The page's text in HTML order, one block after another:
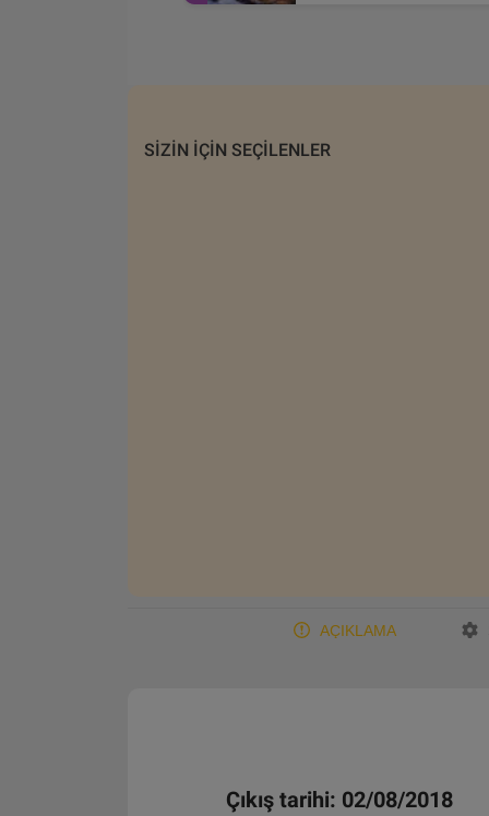
SIZIN IÇIN SEÇILENLER
AÇIKLAMA
Çıkış tarihi: 02/08/2018